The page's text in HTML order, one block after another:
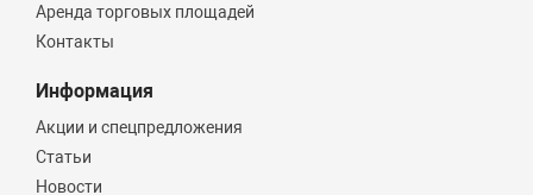
Материал
Количество контуров
Аренда торговых площадей
Контакты
Информация
Акции и спецпредложения
Статьи
Новости